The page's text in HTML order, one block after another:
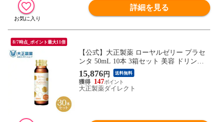
詳細を見る
8/7時点_ポイント最大11倍
【公式】大正製薬 ローヤルゼリー プラセ
ンタ 50mL 10本 3箱セット 美容 ドリンク
生ローヤルゼリー プラセンタ200mg 女性
にうれしい成分を贅沢配合 ハリツヤ甦る
集中美容ドリンク ノンカフェイン 栄養ド
15,876円 送料無料
147
大正製薬ダイレクト